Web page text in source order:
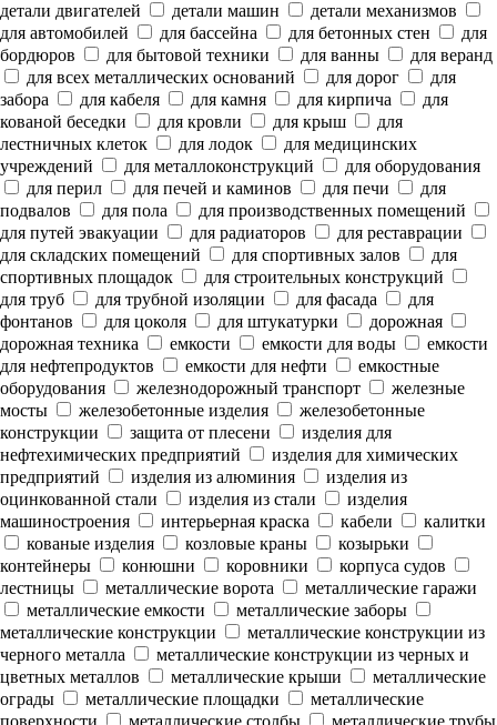
детали двигателей
детали машин
детали механизмов
для автомобилей
для бассейна для бетонных стен
для
бордюров
для бытовой техники для ванны
для веранд
для всех металлических оснований
для дорог
для
забора
для кабеля для камня для кирпича
для
кованой беседки
для кровли для крыш
для
лестничных клеток
для лодок
для медицинских
учреждений
для металлоконструкций
для оборудования
для перил
для печей и каминов для печи
для
подвалов
для пола
для производственных помещений
для путей эвакуации
для радиаторов
для реставрации
для складских помещений
для спортивных залов
для
спортивных площадок
для строительных конструкций
для труб
для трубной изоляции для фасада
для
фонтанов
для цоколя для штукатурки
дорожная
дорожная техника
емкости емкости для воды
емкости
для нефтепродуктов
емкости для нефти
емкостные
оборудования
железнодорожный транспорт
железные
мосты
железобетонные изделия
железобетонные
конструкции
защита от плесени
изделия для
нефтехимических предприятий
изделия для химических
предприятий
изделия из алюминия
изделия из
оцинкованной стали
изделия из стали
изделия
машиностроения
интерьерная краска кабели
калитки
кованые изделия
козловые краны
козырьки
контейнеры
конюшни коровники
корпуса судов
лестницы
металлические ворота
металлические гаражи
металлические емкости
металлические заборы
металлические конструкции
металлические конструкции из
черного металла
металлические конструкции из черных и
цветных металлов
металлические крыши
металлические
ограды
металлические площадки
металлические
поверхности
металлические столбы металлические трубы